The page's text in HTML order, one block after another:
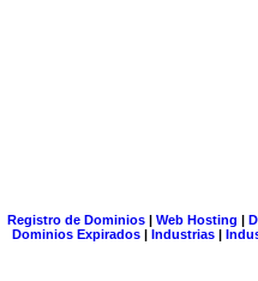
Registro de Dominios| Web Hosting |
Dominios Expirados | Industrias |